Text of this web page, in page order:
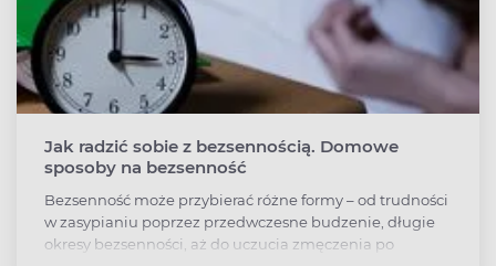
Jak radzić sobie z bezsennością. Domowe
sposoby na bezsenność
Bezsenność może przybierać różne formy – od trudności
w zasypianiu poprzez przedwczesne budzenie, długie
okresy bezsenności, aż do uczucia zmęczenia po